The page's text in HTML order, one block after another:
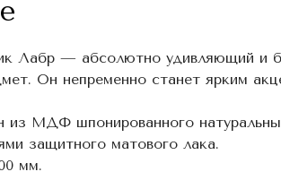
Лабр — абсолютно удивляющий и
Он непременно станет ярким
из МДФ шпонированного
защитного матового лака.
мм.